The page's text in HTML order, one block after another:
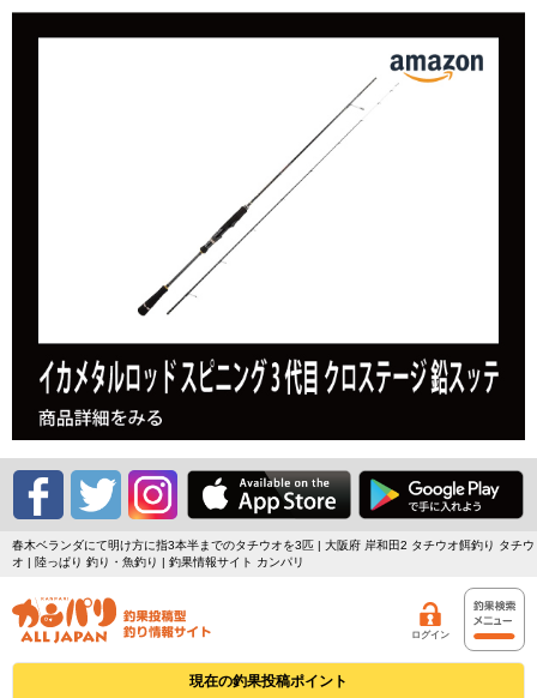
春木ベランダにて明け方に指3本半までのタチウオを3匹 | 大阪府 岸和田2 タチウオ餌釣り タチウ
オ | 陸っぱり 釣り・魚釣り | 釣果情報サイト カンパリ
ログイン
現在の釣果投稿ポイント